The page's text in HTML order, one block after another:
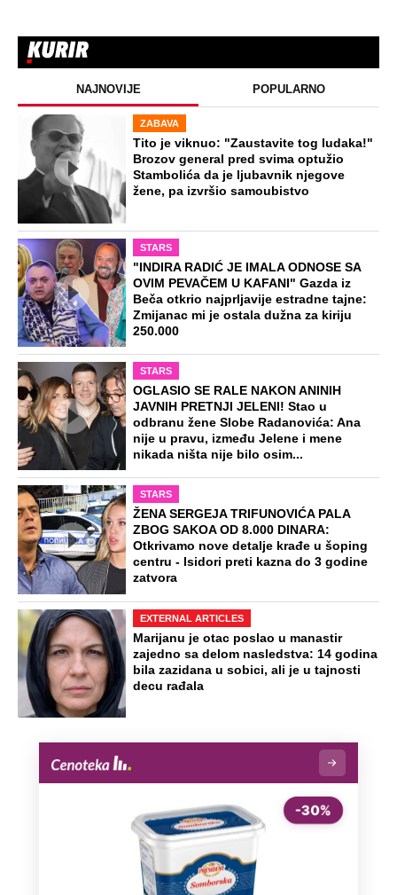
NAJNOVIJE POPULARNO
ZABAVA
Tito je viknuo: "Zaustavite tog ludaka!"
Brozov general pred svima optužio
Stambolića da je ljubavnik njegove
žene, pa izvršio samoubistvo
STARS
"INDIRA RADIĆ JE IMALA ODNOSE SA
OVIM PEVAČEM U KAFANI" Gazda iz
Beča otkrio najprljavije estradne tajne:
Zmijanac mi je ostala dužna za kiriju
250.000
STARS
OGLASIO SE RALE NAKON ANINIH
JAVNIH PRETNJI JELENI! Stao u
odbranu žene Slobe Radanovića: Ana
nije u pravu, između Jelene i mene
nikada ništa nije bilo osim...
STARS
ŽENA SERGEJA TRIFUNOVIĆA PALA
ZBOG SAKOA OD 8.000 DINARA:
Otkrivamo nove detalje krađe u šoping
centru - Isidori preti kazna do 3 godine
zatvora
EXTERNAL ARTICLES
Marijanu je otac poslao u manastir
zajedno sa delom nasledstva: 14 godina
bila zazidana u sobici, ali je u tajnosti
decu rađala